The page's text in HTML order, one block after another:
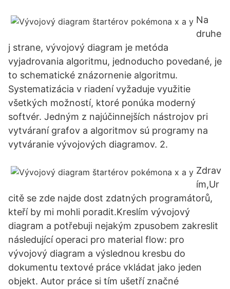
Na
druhe
j strane, vývojový diagram je metóda
vyjadrovania algoritmu, jednoducho povedané, je
to schematické znázornenie algoritmu.
Systematizácia v riadení vyžaduje využitie
všetkých možností, ktoré ponúka moderný
softvér. Jedným z najúčinnejších nástrojov pri
vytváraní grafov a algoritmov sú programy na
vytváranie vývojových diagramov. 2.
Zdrav
ím,Ur
citě se zde najde dost zdatných programátorů,
kteří by mi mohli poradit.Kreslím vývojový
diagram a potřebuji nejakým zpusobem zakreslit
následující operaci pro material flow: pro
vývojový diagram a výslednou kresbu do
dokumentu textové práce vkládat jako jeden
objekt. Autor práce si tím ušetří značné